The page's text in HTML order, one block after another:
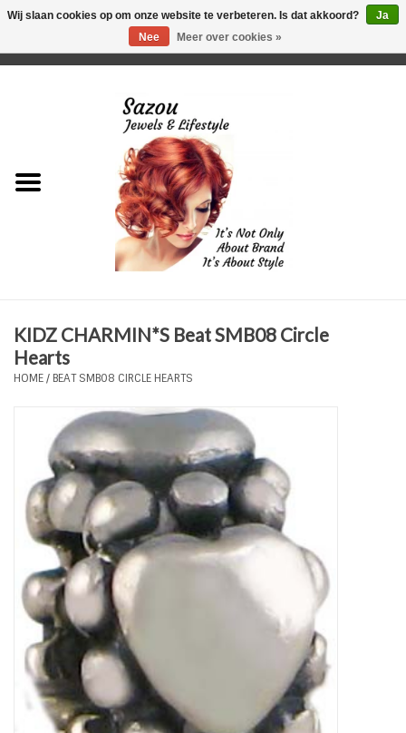
Just for Him
Plus Size Sieraden
Tassen en meer
Haaraccesoires
Zonnebrillen
Fashion
ON THE BEACH
Charmin*s
KIDZ CHARMIN*S Beat SMB08 Circle
Hearts
HOME/ BEAT SMB08 CIRCLE HEARTS
Wij slaan cookies op om onze website te verbeteren. Is dat akkoord?
Ja
Nee
Meer over cookies »